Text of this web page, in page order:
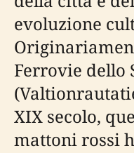
evoluzione
Ferrovie dello
XIX secolo,
mattoni rossi